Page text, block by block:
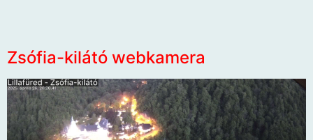
Zsófia-kilátó webkamera